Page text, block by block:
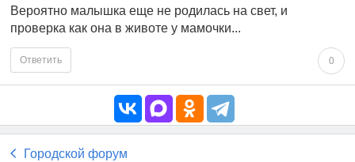
Вероятно малышка еще не родилась на свет, и
проверка как она в животе у мамочки...
0
Ответить
Городской форум